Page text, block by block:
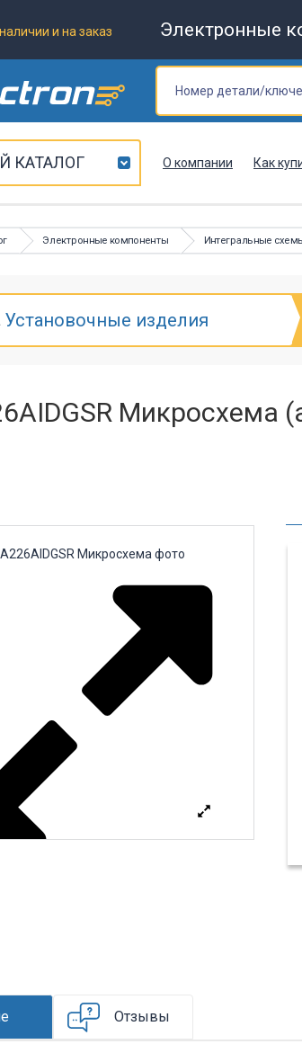
и на заказ Электронные
КАТАЛОГ О компании Как
Электронные компоненты Интегральные
Установочные изделия
Микросхема
Отзывы